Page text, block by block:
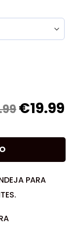
€19.99
PARA